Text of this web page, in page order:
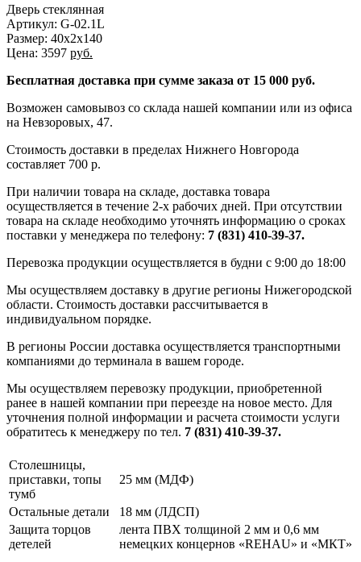
Дверь стеклянная
Артикул: G-02.1L
Размер: 40х2х140
Цена: 3597 руб.
Бесплатная доставка при сумме заказа от 15 000 руб.
Возможен самовывоз со склада нашей компании или из офиса
на Невзоровых, 47.
Стоимость доставки в пределах Нижнего Новгорода
составляет 700 р.
При наличии товара на складе, доставка товара
осуществляется в течение 2-х рабочих дней. При отсутствии
товара на складе необходимо уточнять информацию о сроках
поставки у менеджера по телефону: 7 (831) 410-39-37.
Перевозка продукции осуществляется в будни с 9:00 до 18:00
Мы осуществляем доставку в другие регионы Нижегородской
области. Стоимость доставки рассчитывается в
индивидуальном порядке.
В регионы России доставка осуществляется транспортными
компаниями до терминала в вашем городе.
Мы осуществляем перевозку продукции, приобретенной
ранее в нашей компании при переезде на новое место. Для
уточнения полной информации и расчета стоимости услуги
обратитесь к менеджеру по тел. 7 (831) 410-39-37.
Столешницы,
приставки, топы
тумб
25 мм (МДФ)
Остальные детали
18 мм (ЛДСП)
Защита торцов
детелей
лента ПВХ толщиной 2 мм и 0,6 мм
немецких концернов «REHAU» и «МКТ»